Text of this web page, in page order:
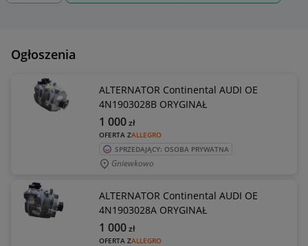
Ogłoszenia
ALTERNATOR Continental AUDI OE
4N1903028B ORYGINAŁ
OFERTA ZALLEGRO
1 000zł
SPRZEDAJĄCY: OSOBA PRYWATNA
Gniewkowo
ALTERNATOR Continental AUDI OE
4N1903028A ORYGINAŁ
OFERTA ZALLEGRO
1 000zł